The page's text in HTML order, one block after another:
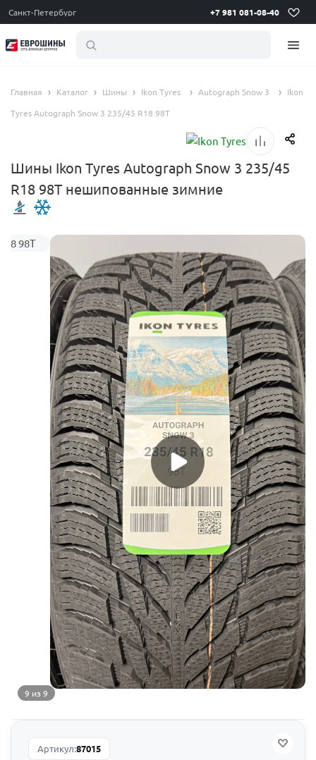
Санкт-Петербург +7 981 081-08-40
Главная Каталог Шины Ikon Tyres Autograph Snow 3
Ikon
Tyres Autograph Snow 3 235/45 R18 98T
Шины Ikon Tyres Autograph Snow 3 235/45
R18 98T нешипованные зимние
9 из 9
Артикул:87015